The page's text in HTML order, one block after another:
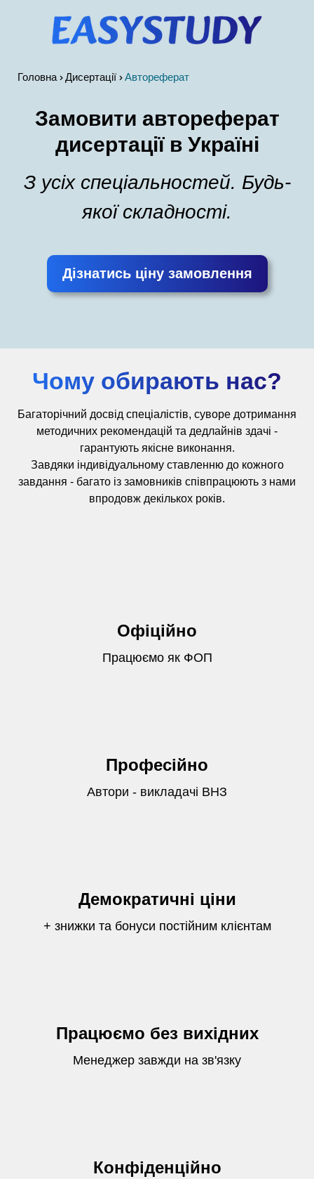
Замовити автореферат
дисертації в Україні
З усіх спеціальностей. Будь-
якої складності.
Дізнатись ціну замовлення
Головна Дисертації Автореферат
Чому обирають нас?
Багаторічний досвід спеціалістів, суворе дотримання
методичних рекомендацій та дедлайнів здачі -
гарантують якісне виконання.
Завдяки індивідуальному ставленню до кожного
завдання - багато із замовників співпрацюють з нами
впродовж декількох років.
Офіційно
Працюємо як ФОП
Професійно
Автори - викладачі ВНЗ
Демократичні ціни
+ знижки та бонуси постійним клієнтам
Працюємо без вихідних
Менеджер завжди на зв'язку
Конфіденційно